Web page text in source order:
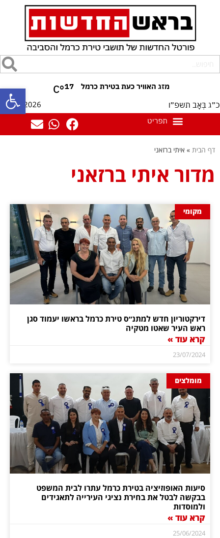
פתח 17
°C
כ״ג בְּאָב תשפ״ו 06/08/2026
דף הבית » איתי ברזאני
מדור איתי ברזאני
מקומי
דירקטוריון חדש למתנ״ס טירת כרמל בראשו יעמוד סגן
ראש העיר שאטו מטקיה
קרא עוד »
23/07/2024
מומלצים
סיעות האופוזיציה בטירת כרמל עתרו לבית המשפט
בבקשה לבטל את בחירת נציגי העירייה לתאגידים
ולמוסדות
קרא עוד »
25/06/2024